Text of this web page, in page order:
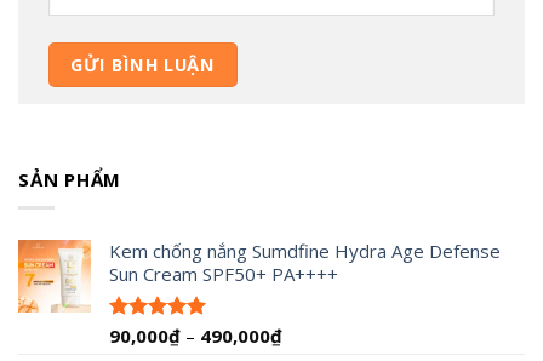
SẢN PHẨM
Kem chống nắng Sumdfine Hydra Age Defense
Sun Cream SPF50+ PA++++
Được xếp
90,000₫ – 490,000₫Khoảng